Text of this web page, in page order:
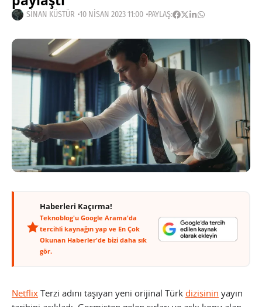
SINAN KÜSTÜR 10 NISAN 2023 11:00 PAYLAŞ:
Haberleri Kaçırma!
Teknoblog'u Google Arama'da
tercihli kaynağın yap ve En Çok
Okunan Haberler'de bizi daha sık
gör.
Netflix Terzi adını taşıyan yeni orijinal Türk dizisinin yayın